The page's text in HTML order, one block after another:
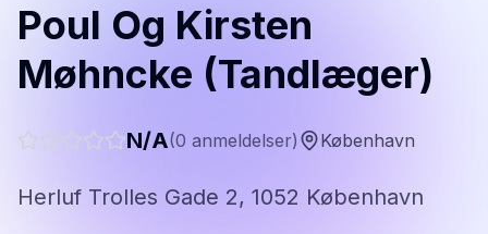
Poul Og Kirsten
Møhncke (Tandlæger)
N/A(0 anmeldelser) København
Herluf Trolles Gade 2, 1052 København